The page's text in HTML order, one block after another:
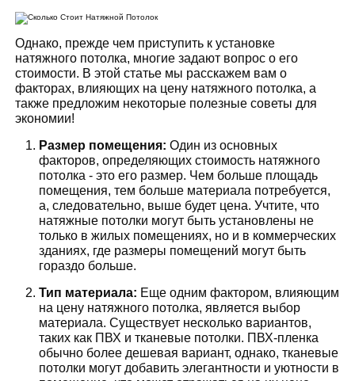
Однако, прежде чем приступить к установке
натяжного потолка, многие задают вопрос о его
стоимости. В этой статье мы расскажем вам о
факторах, влияющих на цену натяжного потолка, а
также предложим некоторые полезные советы для
экономии!
Размер помещения: Один из основных
факторов, определяющих стоимость натяжного
потолка - это его размер. Чем больше площадь
помещения, тем больше материала потребуется,
а, следовательно, выше будет цена. Учтите, что
натяжные потолки могут быть установлены не
только в жилых помещениях, но и в коммерческих
зданиях, где размеры помещений могут быть
гораздо больше.
Тип материала: Еще одним фактором, влияющим
на цену натяжного потолка, является выбор
материала. Существует несколько вариантов,
таких как ПВХ и тканевые потолки. ПВХ-пленка
обычно более дешевая вариант, однако, тканевые
потолки могут добавить элегантности и уютности в